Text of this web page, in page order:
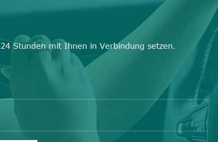
Stunden mit Ihnen in Verbindung setzen.